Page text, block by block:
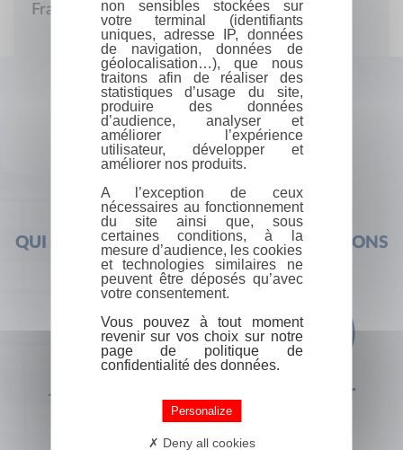
France
QUI SOMMES-NOUS ? FOIRE AUX QUESTIONS
+33 (0) 1 44 41 29 19 CONTACT
non sensibles stockées sur
votre terminal (identifiants
uniques, adresse IP, données
de navigation, données de
géolocalisation…), que nous
traitons afin de réaliser des
statistiques d’usage du site,
produire des données
d’audience, analyser et
améliorer l’expérience
utilisateur, développer et
améliorer nos produits.
A l’exception de ceux
nécessaires au fonctionnement
du site ainsi que, sous
certaines conditions, à la
mesure d’audience, les cookies
et technologies similaires ne
peuvent être déposés qu’avec
votre consentement.
Vous pouvez à tout moment
revenir sur vos choix sur notre
page de politique de
confidentialité des données.
Personalize
Deny all cookies